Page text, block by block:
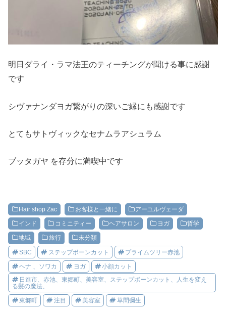
明日ダライ・ラマ法王のティーチングが聞ける事に感謝
です
シヴァナンダヨガ繋がりの深いご縁にも感謝です
とてもサトヴィックなセナムラアシュラム
ブッタガヤ を存分に満喫中です
Hair shop Zac お客様と一緒に アーユルヴェーダ
インド コミニティー ヘアサロン ヨガ 哲学
地域 旅行 未分類
SBC ステップボーンカット プライムツリー赤池
ヘナ 、ソワカ ヨガ
小顔カット
日進市、赤池、東郷町、美容室、ステップボーンカット、人生を変え
る髪の魔法、
東郷町 注目 美容室 草間彌生